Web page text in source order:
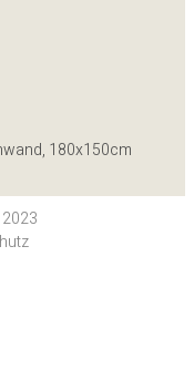
180x150cm